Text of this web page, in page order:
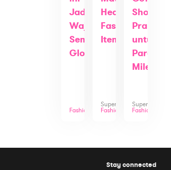
Jadikan
Wajah
Semakin
Glowing
Fashion
Hearts
Fashion
Item
Superadmin
Fashion
Shop
Praktis
untuk
Para
Milenials
Superadmin
Fashion
Stay connected